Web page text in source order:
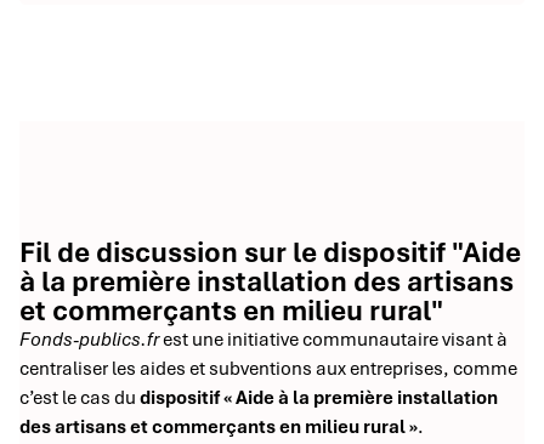
Fil de discussion sur le dispositif "Aide
à la première installation des artisans
et commerçants en milieu rural"
Fonds-publics.frest une initiative communautaire visant à
centraliser les aides et subventions aux entreprises, comme
c’est le cas du dispositif « Aide à la première installation
des artisans et commerçants en milieu rural ».